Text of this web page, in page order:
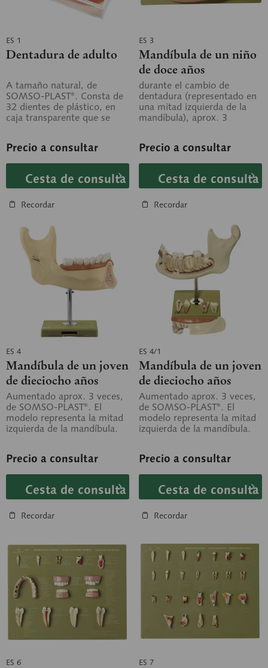
ES 1
Dentadura de adulto
A tamaño natural, de
SOMSO-PLAST®. Consta de
32 dientes de plástico, en
caja transparente que se
Precio a consultar
Cesta de consulta
Recordar
ES 3
Mandíbula de un niño
de doce años
durante el cambio de
dentadura (representado en
una mitad izquierda de la
mandíbula), aprox. 3
Precio a consultar
Cesta de consulta
Recordar
ES 4
Mandíbula de un joven
de dieciocho años
Aumentado aprox. 3 veces,
de SOMSO-PLAST®. El
modelo representa la mitad
izquierda de la mandíbula.
Precio a consultar
Cesta de consulta
Recordar
ES 4/1
Mandíbula de un joven
de dieciocho años
Aumentado aprox. 3 veces,
de SOMSO-PLAST®. El
modelo representa la mitad
izquierda de la mandíbula.
Precio a consultar
Cesta de consulta
Recordar
ES 6 ES 7